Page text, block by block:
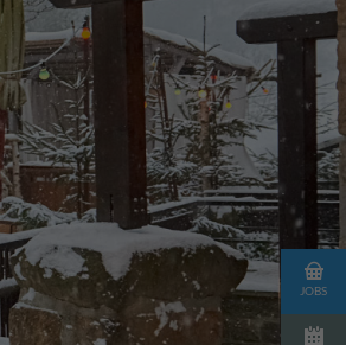
JOBS